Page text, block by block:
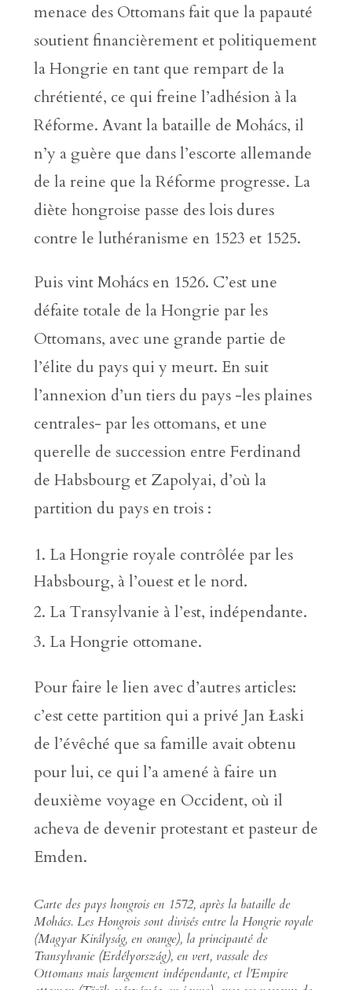
menace des Ottomans fait que la papauté
soutient financièrement et politiquement
la Hongrie en tant que rempart de la
chrétienté, ce qui freine l’adhésion à la
Réforme. Avant la bataille de Mohács, il
n’y a guère que dans l’escorte allemande
de la reine que la Réforme progresse. La
diète hongroise passe des lois dures
contre le luthéranisme en 1523 et 1525.
Puis vint Mohács en 1526. C’est une
défaite totale de la Hongrie par les
Ottomans, avec une grande partie de
l’élite du pays qui y meurt. En suit
l’annexion d’un tiers du pays -les plaines
centrales- par les ottomans, et une
querelle de succession entre Ferdinand
de Habsbourg et Zapolyai, d’où la
partition du pays en trois :
La Hongrie royale contrôlée par les
Habsbourg, à l’ouest et le nord.
La Transylvanie à l’est, indépendante.
La Hongrie ottomane.
Pour faire le lien avec d’autres articles:
c’est cette partition qui a privé Jan Łaski
de l’évêché que sa famille avait obtenu
pour lui, ce qui l’a amené à faire un
deuxième voyage en Occident, où il
acheva de devenir protestant et pasteur de
Emden.
Carte des pays hongrois en 1572, après la bataille de
Mohács. Les Hongrois sont divisés entre la Hongrie royale
(Magyar Királyság, en orange), la principauté de
Transylvanie (Erdélyország), en vert, vassale des
Ottomans mais largement indépendante, et l’Empire